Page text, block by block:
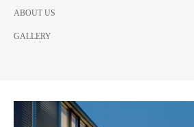
ABOUT US
GALLERY